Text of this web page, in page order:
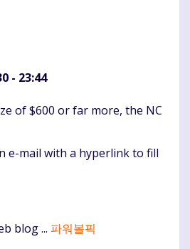
- 23:44
of $600 or far more, the NC
e-mail with a hyperlink to fill
blog ... 파워볼픽